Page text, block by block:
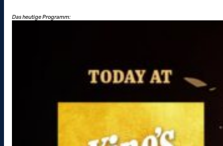
Das heutige Programm: